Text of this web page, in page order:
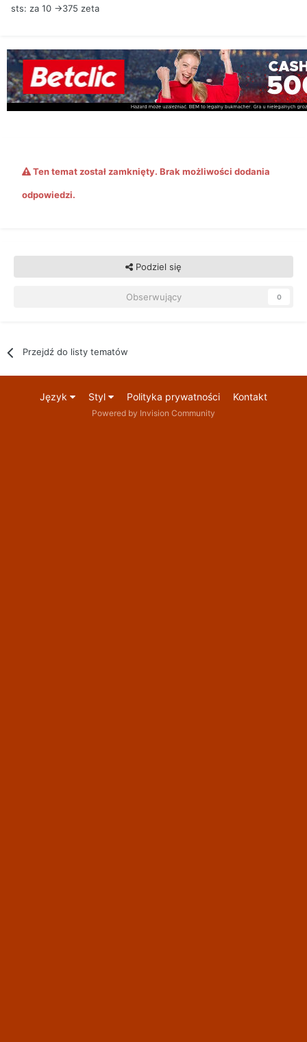
sts: za 10 ->375 zeta
Ten temat został zamknięty. Brak możliwości dodania
odpowiedzi.
Podziel się
Obserwujący 0
Przejdź do listy tematów
Język Styl Polityka prywatności Kontakt
Powered by Invision Community